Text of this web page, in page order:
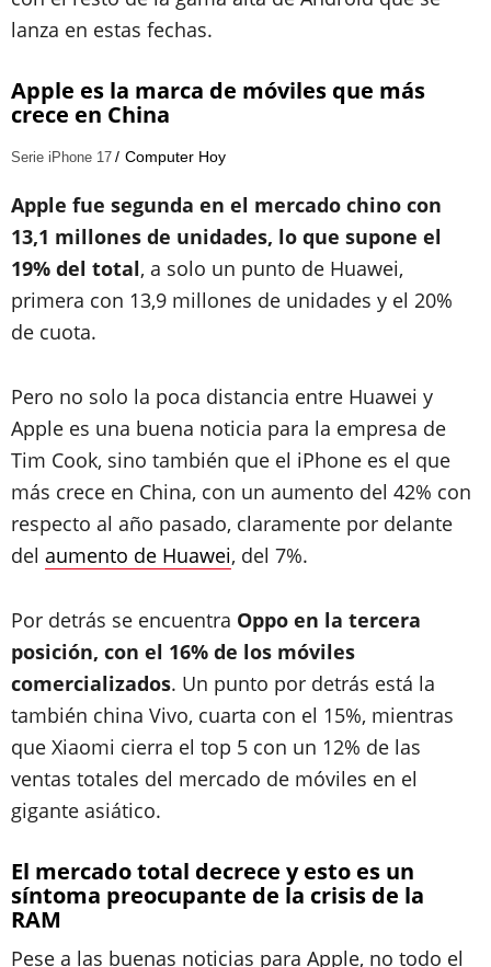
lanza en estas fechas.
Apple es la marca de móviles que más
crece en China
Serie iPhone 17 Computer Hoy
Apple fue segunda en el mercado chino con
13,1 millones de unidades, lo que supone el
19% del total, a solo un punto de Huawei,
primera con 13,9 millones de unidades y el 20%
de cuota.
Pero no solo la poca distancia entre Huawei y
Apple es una buena noticia para la empresa de
Tim Cook, sino también que el iPhone es el que
más crece en China, con un aumento del 42% con
respecto al año pasado, claramente por delante
del aumento de Huawei, del 7%.
Por detrás se encuentra Oppo en la tercera
posición, con el 16% de los móviles
comercializados. Un punto por detrás está la
también china Vivo, cuarta con el 15%, mientras
que Xiaomi cierra el top 5 con un 12% de las
ventas totales del mercado de móviles en el
gigante asiático.
El mercado total decrece y esto es un
síntoma preocupante de la crisis de la
RAM
Pese a las buenas noticias para Apple, no todo el